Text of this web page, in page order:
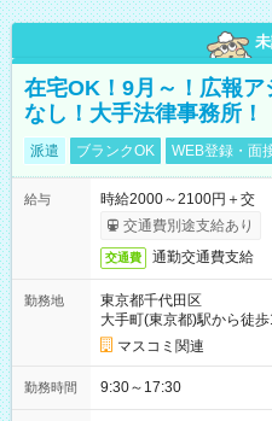
在宅OK！9月～！広報
なし！大手法律事務所！
派遣 ブランクOK WEB登録・面
給与
時給2000～2100円＋交
交通費別途支給あり
交通費 通勤交通費支給
勤務地
東京都千代田区
大手町(東京都)駅から徒
マスコミ関連
勤務時間 9:30～17:30